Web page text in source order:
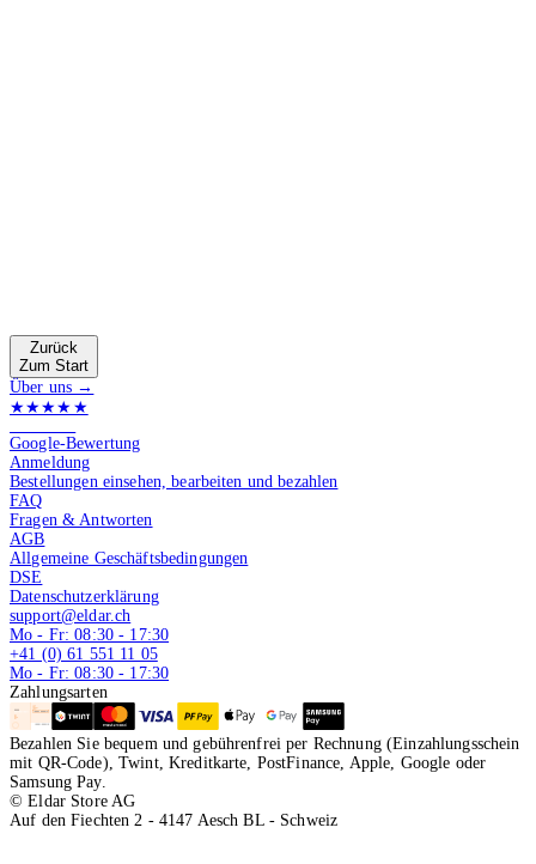
Zurück
Zum Start
Über uns →
★★★★★
Google-Bewertung
Anmeldung
Bestellungen einsehen, bearbeiten und bezahlen
FAQ
Fragen & Antworten
AGB
Allgemeine Geschäftsbedingungen
DSE
Datenschutzerklärung
support@eldar.ch
Mo - Fr: 08:30 - 17:30
+41 (0) 61 551 11 05
Mo - Fr: 08:30 - 17:30
Zahlungsarten
Bezahlen Sie bequem und gebührenfrei per Rechnung (Einzahlungsschein
mit QR-Code), Twint, Kreditkarte, PostFinance, Apple, Google oder
Samsung Pay.
© Eldar Store AG
Auf den Fiechten 2 - 4147 Aesch BL - Schweiz